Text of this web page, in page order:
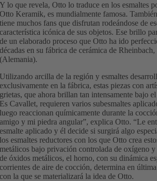
Y lo que revela, Otto lo traduce en los esmaltes
Otto Keramik, es mundialmente famosa.
tiene muchos fans que disfrutan rodeándose de
característica icónica de sus objetos. Ese brillo
de un elaborado proceso que Otto ha ido
décadas en su fábrica de cerámica de
(Alemania).
Utilizando arcilla de la región y esmaltes
exclusivamente en la fábrica, estas piezas con
grietas, que ahora brillan tan intensamente bajo
Es Cavallet, requieren varios subesmaltes
luego reaccionan químicamente durante la
amigo y mi piedra angular”, explica Otto. “Le
esmalte aplicado y él decide si surgirá algo
los esmaltes reductores con los que Otto crea
metálicos bajo privación controlada de oxígeno
de óxidos metálicos, el horno, con su dinámica
corrientes de aire de cocción, determina en
con la que se materializará la idea de Otto.